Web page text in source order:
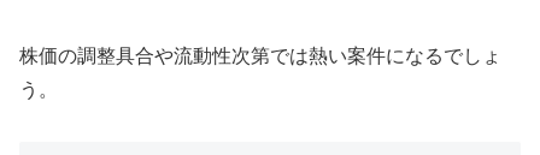
株価の調整具合や流動性次第では熱い案件になるでしょ
う。